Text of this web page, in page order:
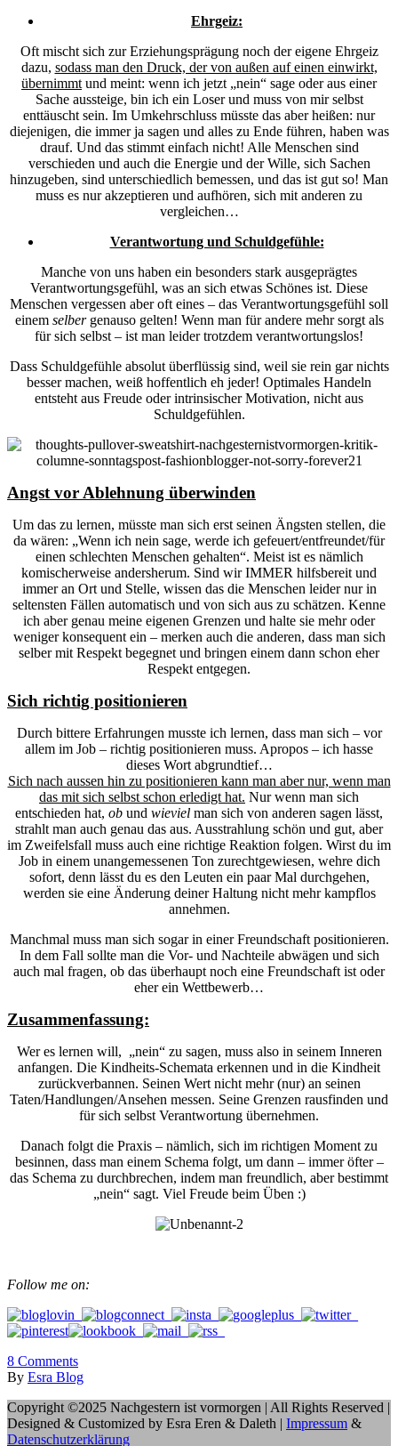
Ehrgeiz:
Oft mischt sich zur Erziehungsprägung noch der eigene Ehrgeiz
dazu, sodass man den Druck, der von außen auf einen einwirkt,
übernimmt und meint: wenn ich jetzt „nein“ sage oder aus einer
Sache aussteige, bin ich ein Loser und muss von mir selbst
enttäuscht sein. Im Umkehrschluss müsste das aber heißen: nur
diejenigen, die immer ja sagen und alles zu Ende führen, haben was
drauf. Und das stimmt einfach nicht! Alle Menschen sind
verschieden und auch die Energie und der Wille, sich Sachen
hinzugeben, sind unterschiedlich bemessen, und das ist gut so! Man
muss es nur akzeptieren und aufhören, sich mit anderen zu
vergleichen…
Verantwortung und Schuldgefühle:
Manche von uns haben ein besonders stark ausgeprägtes
Verantwortungsgefühl, was an sich etwas Schönes ist. Diese
Menschen vergessen aber oft eines – das Verantwortungsgefühl soll
einem selbergenauso gelten! Wenn man für andere mehr sorgt als
für sich selbst – ist man leider trotzdem verantwortungslos!
Dass Schuldgefühle absolut überflüssig sind, weil sie rein gar nichts
besser machen, weiß hoffentlich eh jeder! Optimales Handeln
entsteht aus Freude oder intrinsischer Motivation, nicht aus
Schuldgefühlen.
Angst vor Ablehnung überwinden
Um das zu lernen, müsste man sich erst seinen Ängsten stellen, die
da wären: „Wenn ich nein sage, werde ich gefeuert/entfreundet/für
einen schlechten Menschen gehalten“. Meist ist es nämlich
komischerweise andersherum. Sind wir IMMER hilfsbereit und
immer an Ort und Stelle, wissen das die Menschen leider nur in
seltensten Fällen automatisch und von sich aus zu schätzen. Kenne
ich aber genau meine eigenen Grenzen und halte sie mehr oder
weniger konsequent ein – merken auch die anderen, dass man sich
selber mit Respekt begegnet und bringen einem dann schon eher
Respekt entgegen.
Sich richtig positionieren
Durch bittere Erfahrungen musste ich lernen, dass man sich – vor
allem im Job – richtig positionieren muss. Apropos – ich hasse
dieses Wort abgrundtief…
Sich nach aussen hin zu positionieren kann man aber nur, wenn man
das mit sich selbst schon erledigt hat. Nur wenn man sich
entschieden hat, ob und wieviel man sich von anderen sagen lässt,
strahlt man auch genau das aus. Ausstrahlung schön und gut, aber
im Zweifelsfall muss auch eine richtige Reaktion folgen. Wirst du im
Job in einem unangemessenen Ton zurechtgewiesen, wehre dich
sofort, denn lässt du es den Leuten ein paar Mal durchgehen,
werden sie eine Änderung deiner Haltung nicht mehr kampflos
annehmen.
Manchmal muss man sich sogar in einer Freundschaft positionieren.
In dem Fall sollte man die Vor- und Nachteile abwägen und sich
auch mal fragen, ob das überhaupt noch eine Freundschaft ist oder
eher ein Wettbewerb…
Zusammenfassung:
Wer es lernen will, „nein“ zu sagen, muss also in seinem Inneren
anfangen. Die Kindheits-Schemata erkennen und in die Kindheit
zurückverbannen. Seinen Wert nicht mehr (nur) an seinen
Taten/Handlungen/Ansehen messen. Seine Grenzen rausfinden und
für sich selbst Verantwortung übernehmen.
Danach folgt die Praxis – nämlich, sich im richtigen Moment zu
besinnen, dass man einem Schema folgt, um dann – immer öfter –
das Schema zu durchbrechen, indem man freundlich, aber bestimmt
„nein“ sagt. Viel Freude beim Üben :)
Follow me on:
8 Comments
By Esra Blog
Copyright ©2025 Nachgestern ist vormorgen | All Rights Reserved |
Designed & Customized by Esra Eren & Daleth | Impressum &
Datenschutzerklärung